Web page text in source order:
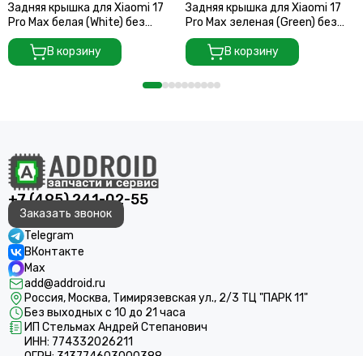
Задняя крышка для Xiaomi 17
Pro Max белая (White) без
стекла камеры
В корзину
Задняя крышка для Xiaomi 17
Pro Max зеленая (Green) без
стекла камеры
В корзину
+7 (495) 241-02-55
Заказать звонок
Telegram
ВКонтакте
Max
add@addroid.ru
Россия, Москва, Тимирязевская ул., 2/3 ТЦ "ПАРК 11"
Без выходных с 10 до 21 часа
ИП Стельмах Андрей Степанович
ИНН: 774332026211